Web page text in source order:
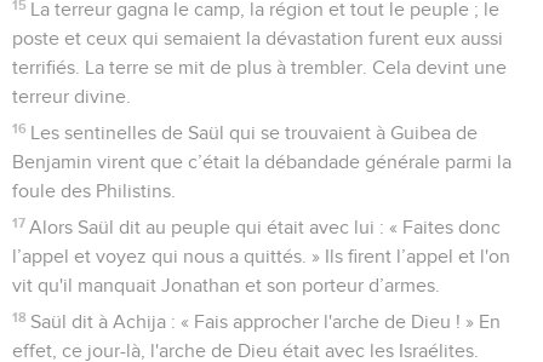
15 La terreur gagna le camp, la région et tout le peuple ; le
poste et ceux qui semaient la dévastation furent eux aussi
terrifiés. La terre se mit de plus à trembler. Cela devint une
terreur divine.
16 Les sentinelles de Saül qui se trouvaient à Guibea de
Benjamin virent que c’était la débandade générale parmi la
foule des Philistins.
17 Alors Saül dit au peuple qui était avec lui : « Faites donc
l’appel et voyez qui nous a quittés. » Ils firent l’appel et l'on
vit qu'il manquait Jonathan et son porteur d’armes.
18 Saül dit à Achija : « Fais approcher l'arche de Dieu ! » En
effet, ce jour-là, l'arche de Dieu était avec les Israélites.